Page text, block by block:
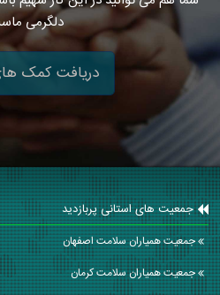
دلگرمی
دریافت کمک
جمعیت های استانی پربازدید
جمعیت همیاران سلامت اصفهان
جمعیت همیاران سلامت كرمان